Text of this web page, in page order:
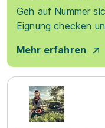
Geh auf Nummer
Eignung checken
Mehr erfahren